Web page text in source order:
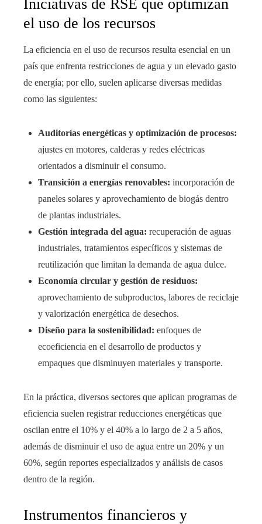
Iniciativas de RSE que optimizan
el uso de los recursos
La eficiencia en el uso de recursos resulta esencial en un
país que enfrenta restricciones de agua y un elevado gasto
de energía; por ello, suelen aplicarse diversas medidas
como las siguientes:
Auditorías energéticas y optimización de procesos:
ajustes en motores, calderas y redes eléctricas
orientados a disminuir el consumo.
Transición a energías renovables: incorporación de
paneles solares y aprovechamiento de biogás dentro
de plantas industriales.
Gestión integrada del agua: recuperación de aguas
industriales, tratamientos específicos y sistemas de
reutilización que limitan la demanda de agua dulce.
Economía circular y gestión de residuos:
aprovechamiento de subproductos, labores de reciclaje
y valorización energética de desechos.
Diseño para la sostenibilidad: enfoques de
ecoeficiencia en el desarrollo de productos y
empaques que disminuyen materiales y transporte.
En la práctica, diversos sectores que aplican programas de
eficiencia suelen registrar reducciones energéticas que
oscilan entre el 10% y el 40% a lo largo de 2 a 5 años,
además de disminuir el uso de agua entre un 20% y un
60%, según reportes especializados y análisis de casos
dentro de la región.
Instrumentos financieros y